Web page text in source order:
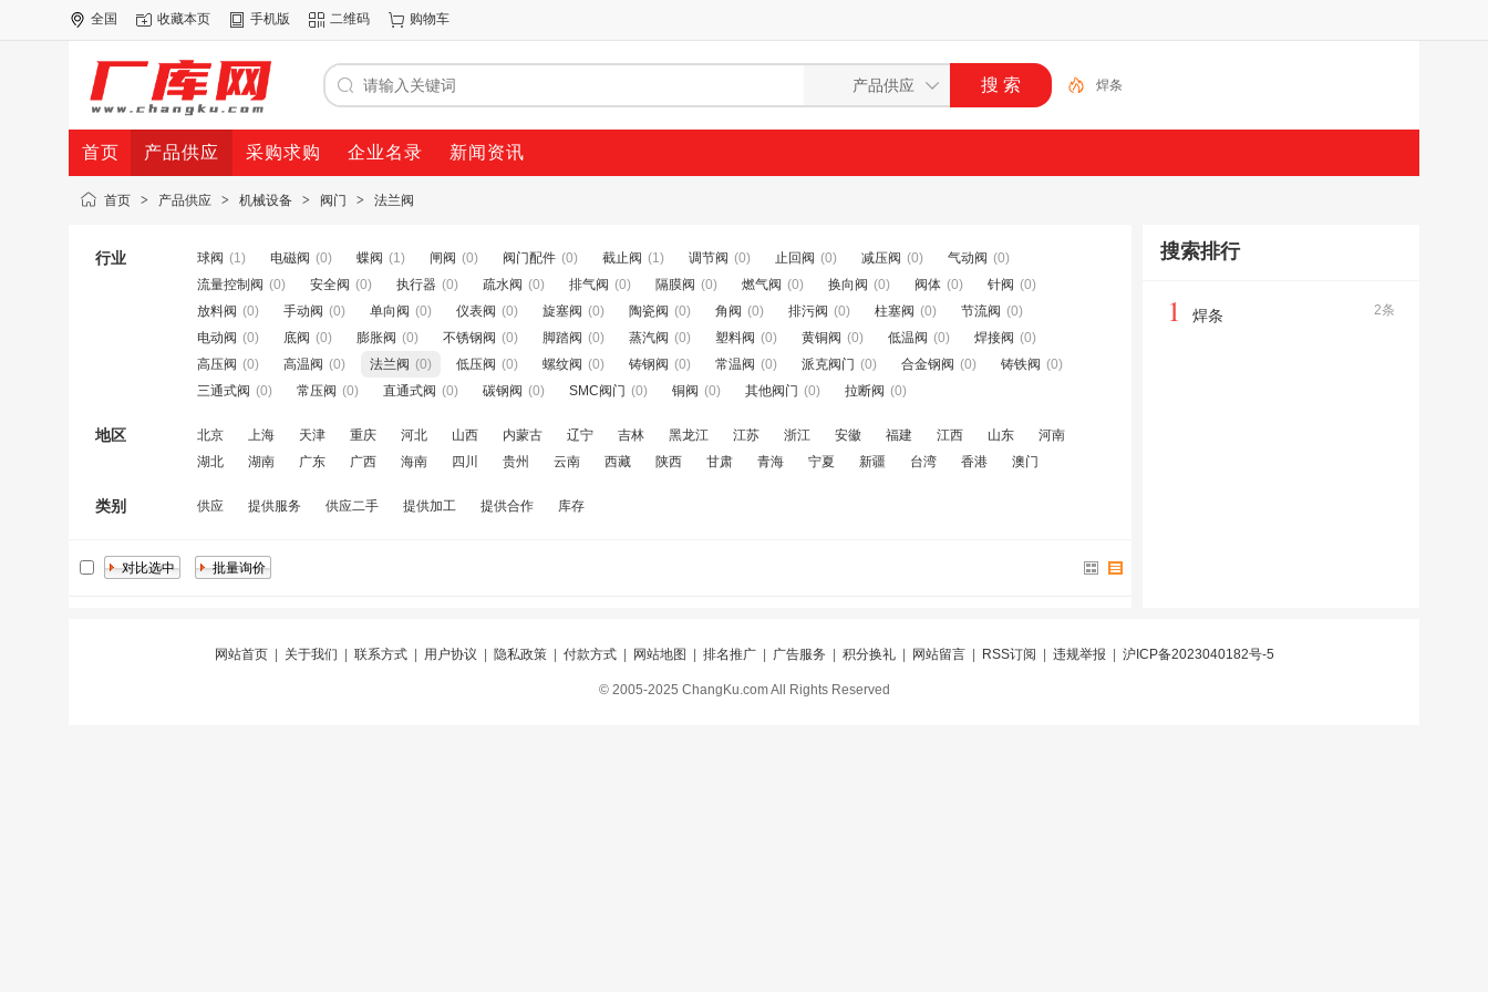
全国 收藏本页 手机版 二维码 购物车
焊条
首页 产品供应 采购求购 企业名录 新闻资讯
首页 > 产品供应 > 机械设备 > 阀门 > 法兰阀
行业 球阀 (1) 电磁阀 (0) 蝶阀 (1) 闸阀 (0) 阀门配件 (0) 截止阀 (1) 调节阀 (0) 止回阀 (0) 减压阀 (0) 气动阀 (0)
流量控制阀 (0) 安全阀 (0) 执行器 (0) 疏水阀 (0) 排气阀 (0) 隔膜阀 (0) 燃气阀 (0) 换向阀 (0) 阀体 (0) 针阀 (0)
放料阀 (0) 手动阀 (0) 单向阀 (0) 仪表阀 (0) 旋塞阀 (0) 陶瓷阀 (0) 角阀 (0) 排污阀 (0) 柱塞阀 (0) 节流阀 (0)
电动阀 (0) 底阀 (0) 膨胀阀 (0) 不锈钢阀 (0) 脚踏阀 (0) 蒸汽阀 (0) 塑料阀 (0) 黄铜阀 (0) 低温阀 (0) 焊接阀 (0)
高压阀 (0) 高温阀 (0) 法兰阀 (0) 低压阀 (0) 螺纹阀 (0) 铸钢阀 (0) 常温阀 (0) 派克阀门 (0) 合金钢阀 (0) 铸铁阀 (0)
三通式阀 (0) 常压阀 (0) 直通式阀 (0) 碳钢阀 (0) SMC阀门 (0) 铜阀 (0) 其他阀门 (0) 拉断阀 (0)
地区 北京 上海 天津 重庆 河北 山西 内蒙古 辽宁 吉林 黑龙江 江苏 浙江 安徽 福建 江西 山东
河南
湖北
湖南 广东 广西 海南 四川 贵州 云南 西藏 陕西 甘肃 青海 宁夏 新疆 台湾 香港 澳门
类别 供应 提供服务 供应二手 提供加工 提供合作 库存
搜索排行
2条
1 焊条
网站首页| 关于我们 联系方式| 用户协议 隐私政策| 付款方式| 网站地图 排名推广| 广告服务 积分换礼| 网站留言| RSS订阅 违规举报 沪ICP备2023040182号-5
© 2005-2025 ChangKu.com All Rights Reserved